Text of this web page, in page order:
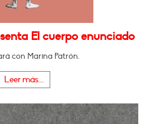
El cuerpo enunciado
con Marina Patrón.
Leer más...